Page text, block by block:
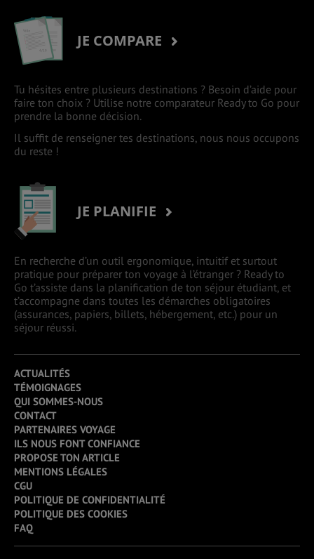
JE COMPARE
Tu hésites entre plusieurs destinations ? Besoin d’aide pour
faire ton choix ? Utilise notre comparateur Ready to Go pour
prendre la bonne décision.
Il suffit de renseigner tes destinations, nous nous occupons
du reste !
JE PLANIFIE
En recherche d’un outil ergonomique, intuitif et surtout
pratique pour préparer ton voyage à l’étranger ? Ready to
Go t’assiste dans la planification de ton séjour étudiant, et
t’accompagne dans toutes les démarches obligatoires
(assurances, papiers, billets, hébergement, etc.) pour un
séjour réussi.
ACTUALITÉS
TÉMOIGNAGES
QUI SOMMES-NOUS
CONTACT
PARTENAIRES VOYAGE
ILS NOUS FONT CONFIANCE
PROPOSE TON ARTICLE
MENTIONS LÉGALES
CGU
POLITIQUE DE CONFIDENTIALITÉ
POLITIQUE DES COOKIES
FAQ